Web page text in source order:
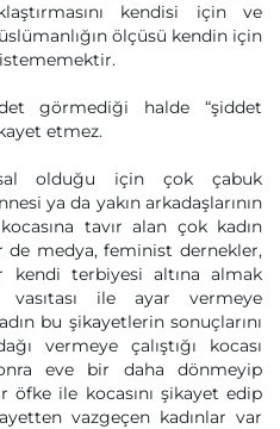
kendisi için ve
ölçüsü kendin için
görmediği halde “şiddet
etmez.
olduğu için çok çabuk
ya da yakın arkadaşlarının
tavır alan çok kadın
de medya, feminist dernekler,
kendi terbiyesi altına almak
ile ayar vermeye
bu şikayetlerin sonuçlarını
vermeye çalıştığı kocası
eve bir daha dönmeyip
öfke ile kocasını şikayet edip
vazgeçen kadınlar var